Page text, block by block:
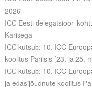
2026“
ICC Eesti delegatsioon
Karisega
ICC kutsub: 10. ICC
koolitus Pariisis (23. ja 25.
ICC kutsub: 10. ICC
ja edasijõudnute koolitus